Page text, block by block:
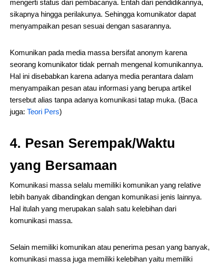
mengerti status dari pembacanya. Entah dari pendidikannya,
sikapnya hingga perilakunya. Sehingga komunikator dapat
menyampaikan pesan sesuai dengan sasarannya.
Komunikan pada media massa bersifat anonym karena
seorang komunikator tidak pernah mengenal komunikannya.
Hal ini disebabkan karena adanya media perantara dalam
menyampaikan pesan atau informasi yang berupa artikel
tersebut alias tanpa adanya komunikasi tatap muka. (Baca
juga: Teori Pers)
4. Pesan Serempak/Waktu
yang Bersamaan
Komunikasi massa selalu memiliki komunikan yang relative
lebih banyak dibandingkan dengan komunikasi jenis lainnya.
Hal itulah yang merupakan salah satu kelebihan dari
komunikasi massa.
Selain memiliki komunikan atau penerima pesan yang banyak,
komunikasi massa juga memiliki kelebihan yaitu memiliki